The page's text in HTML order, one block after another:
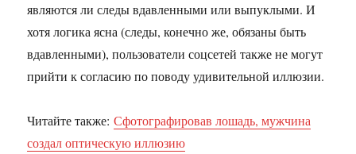
являются ли следы вдавленными или выпуклыми. И
хотя логика ясна (следы, конечно же, обязаны быть
вдавленными), пользователи соцсетей также не могут
прийти к согласию по поводу удивительной иллюзии.
Читайте также:Сфотографировав лошадь, мужчина
создал оптическую иллюзию